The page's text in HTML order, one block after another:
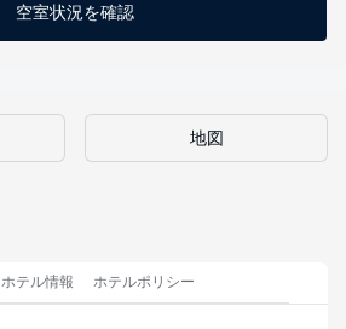
空室状況を確認
地図
ホテル情報 ホテルポリシー